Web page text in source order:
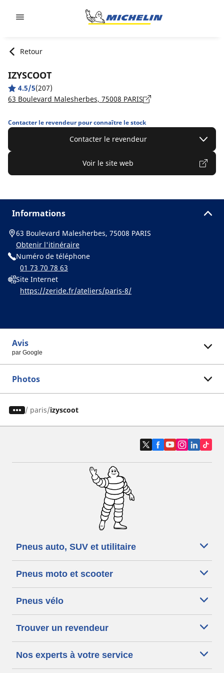
Retour
IZYSCOOT
4.5/5(207)
63 Boulevard Malesherbes, 75008 PARIS
Contacter le revendeur pour connaître le stock
Contacter le revendeur
Voir le site web
Informations
63 Boulevard Malesherbes, 75008 PARIS
Obtenir l'itinéraire
Numéro de téléphone
01 73 70 78 63
Site Internet
https://zeride.fr/ateliers/paris-8/
Avis
par Google
Photos
/ paris izyscoot
Pneus auto, SUV et utilitaire
Pneus moto et scooter
Pneus vélo
Trouver un revendeur
Nos experts à votre service